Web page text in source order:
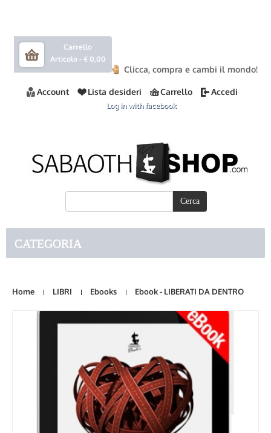
Carrello
Articolo - € 0,00
Clicca, compra e cambi il mondo!
Account Lista desideri Carrello Accedi
Log in with facebook
CATEGORIA
Home LIBRI Ebooks Ebook - LIBERATI DA DENTRO